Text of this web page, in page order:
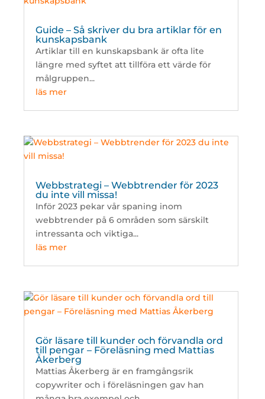
Guide – Så skriver du bra artiklar för en
kunskapsbank
Artiklar till en kunskapsbank är ofta lite
längre med syftet att tillföra ett värde för
målgruppen...
läs mer
Webbstrategi – Webbtrender för 2023
du inte vill missa!
Inför 2023 pekar vår spaning inom
webbtrender på 6 områden som särskilt
intressanta och viktiga...
läs mer
Gör läsare till kunder och förvandla ord
till pengar – Föreläsning med Mattias
Åkerberg
Mattias Åkerberg är en framgångsrik
copywriter och i föreläsningen gav han